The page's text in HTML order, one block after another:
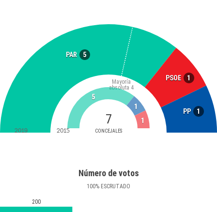
PAR 5
PSOE 1
PP 1
7
CONCEJALES
Mayoría
absoluta 4
5
1
1
2019 2015
Número de votos
100% ESCRUTADO
200